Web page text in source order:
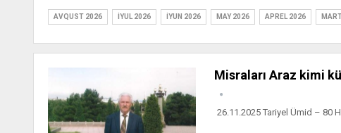
AVQUST 2026 İYUL 2026 İYUN 2026 MAY 2026 APREL 2026
Misraları Araz kimi
26.11.2025 Tariyel Ümid – 80